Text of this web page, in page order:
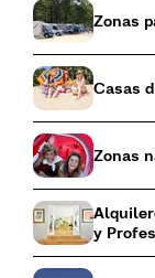
Zonas
Casas
Zonas
y